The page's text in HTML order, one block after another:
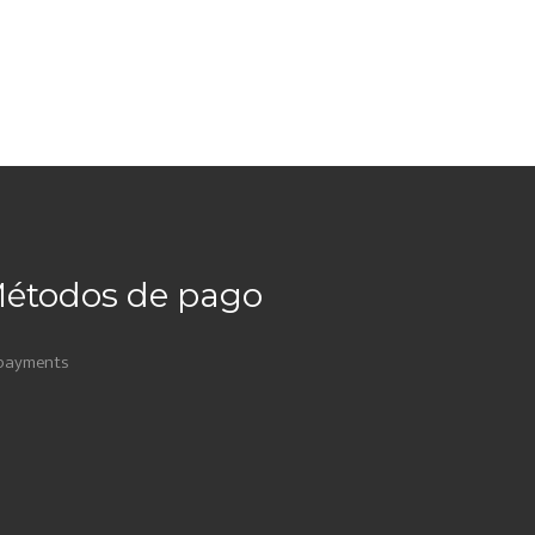
de pago